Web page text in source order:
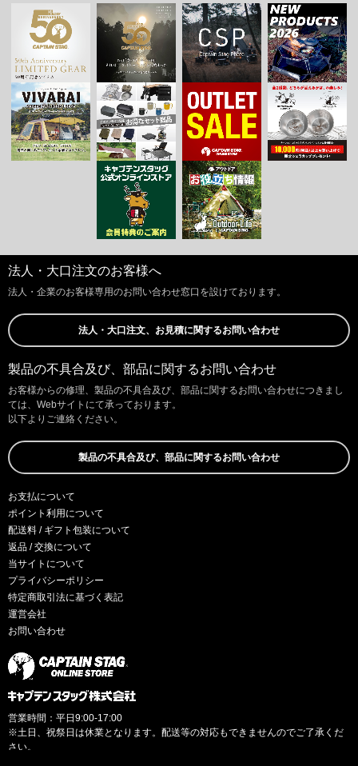
法人・大口注文のお客様へ
法人・企業のお客様専用のお問い合わせ窓口を設けております。
法人・大口注文、お見積に関するお問い合わせ
製品の不具合及び、部品に関するお問い合わせ
お客様からの修理、製品の不具合及び、部品に関するお問い合わせにつきまし
ては、Webサイトにて承っております。
以下よりご連絡ください。
製品の不具合及び、部品に関するお問い合わせ
お支払について
ポイント利用について
配送料 / ギフト包装について
返品 / 交換について
当サイトについて
プライバシーポリシー
特定商取引法に基づく表記
運営会社
お問い合わせ
営業時間：平日9:00-17:00
※土日、祝祭日は休業となります。配送等の対応もできませんのでご了承くだ
さい。